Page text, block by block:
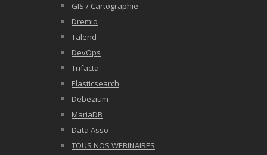
GIS / Cartographie
Dremio
Talend
DevOps
Trifacta
Elasticsearch
Debezium
MariaDB
Data Asso
TOUS NOS WEBINAIRES